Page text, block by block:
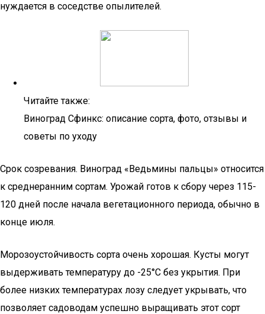
нуждается в соседстве опылителей.
Читайте также:
Виноград Сфинкс: описание сорта, фото, отзывы и
советы по уходу
Срок созревания. Виноград «Ведьмины пальцы» относится
к среднеранним сортам. Урожай готов к сбору через 115-
120 дней после начала вегетационного периода, обычно в
конце июля.
Морозоустойчивость сорта очень хорошая. Кусты могут
выдерживать температуру до -25°C без укрытия. При
более низких температурах лозу следует укрывать, что
позволяет садоводам успешно выращивать этот сорт